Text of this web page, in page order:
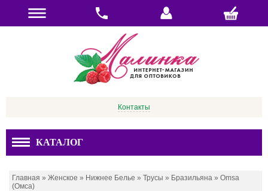
Контакты
КАТАЛОГ
Главная » Женское » Нижнее Белье » Трусы » Бразильяна » Omsa
(Омса)